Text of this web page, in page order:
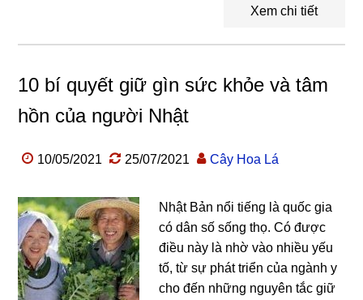
Xem chi tiết
10 bí quyết giữ gìn sức khỏe và tâm
hồn của người Nhật
10/05/2021 25/07/2021 Cây Hoa Lá
Nhật Bản nổi tiếng là quốc gia
có dân số sống thọ. Có được
điều này là nhờ vào nhiều yếu
tố, từ sự phát triển của ngành y
cho đến những nguyên tắc giữ